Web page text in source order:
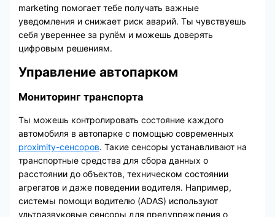
marketing помогает тебе получать важные
уведомления и снижает риск аварий. Ты чувствуешь
себя увереннее за рулём и можешь доверять
цифровым решениям.
Управление автопарком
Мониторинг транспорта
Ты можешь контролировать состояние каждого
автомобиля в автопарке с помощью современных
proximity-сенсоров. Такие сенсоры устанавливают на
транспортные средства для сбора данных о
расстоянии до объектов, техническом состоянии
агрегатов и даже поведении водителя. Например,
системы помощи водителю (ADAS) используют
ультразвуковые сенсоры для предупреждения о